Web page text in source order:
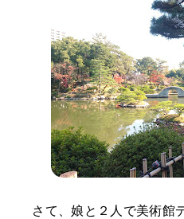
さて、娘と２人で美術館